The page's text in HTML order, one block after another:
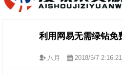
利用网易无需绿钻免
八月 2018/5/7 2:16:21